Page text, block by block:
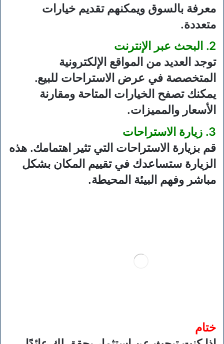
معرفة بالسوق ويمكنهم تقديم خيارات
متعددة.
2. البحث عبر الإنترنت
توجد العديد من المواقع الإلكترونية
المتخصصة في عرض الاستراحات للبيع.
يمكنك تصفح الخيارات المتاحة ومقارنة
الأسعار والمميزات.
3. زيارة الاستراحات
قم بزيارة الاستراحات التي تثير اهتمامك. هذه
الزيارة ستساعدك في تقييم المكان بشكل
مباشر وفهم البيئة المحيطة.
ختام